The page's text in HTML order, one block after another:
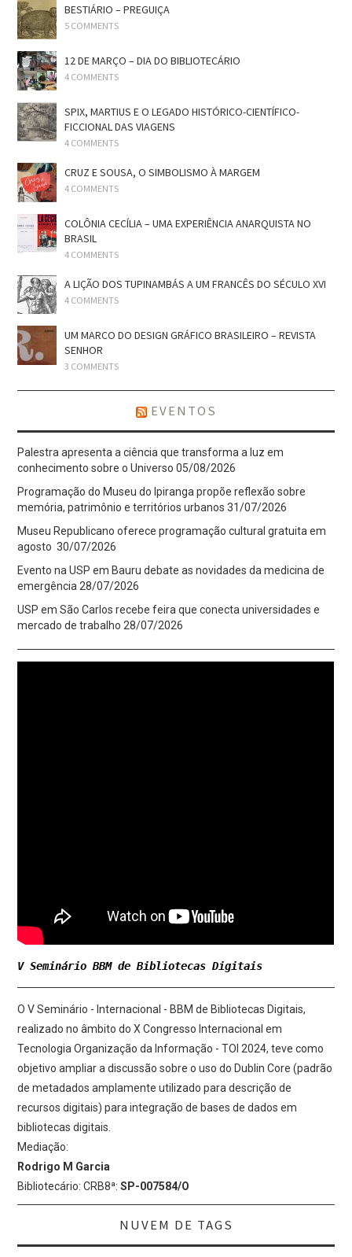
BESTIÁRIO – PREGUIÇA
5 COMMENTS
12 DE MARÇO – DIA DO BIBLIOTECÁRIO
4 COMMENTS
SPIX, MARTIUS E O LEGADO HISTÓRICO-CIENTÍFICO-
FICCIONAL DAS VIAGENS
4 COMMENTS
CRUZ E SOUSA, O SIMBOLISMO À MARGEM
4 COMMENTS
COLÔNIA CECÍLIA – UMA EXPERIÊNCIA ANARQUISTA NO
BRASIL
4 COMMENTS
A LIÇÃO DOS TUPINAMBÁS A UM FRANCÊS DO SÉCULO XVI
4 COMMENTS
UM MARCO DO DESIGN GRÁFICO BRASILEIRO – REVISTA
SENHOR
3 COMMENTS
EVENTOS
Palestra apresenta a ciência que transforma a luz em
conhecimento sobre o Universo 05/08/2026
Programação do Museu do Ipiranga propõe reflexão sobre
memória, patrimônio e territórios urbanos 31/07/2026
Museu Republicano oferece programação cultural gratuita em
agosto 30/07/2026
Evento na USP em Bauru debate as novidades da medicina de
emergência 28/07/2026
USP em São Carlos recebe feira que conecta universidades e
mercado de trabalho 28/07/2026
V Seminário BBM de Bibliotecas Digitais
O V Seminário - Internacional - BBM de Bibliotecas Digitais,
realizado no âmbito do X Congresso Internacional em
Tecnologia Organização da Informação - TOI 2024, teve como
objetivo ampliar a discussão sobre o uso do Dublin Core (padrão
de metadados amplamente utilizado para descrição de
recursos digitais) para integração de bases de dados em
bibliotecas digitais.
Mediação:
Rodrigo M Garcia
Bibliotecário: CRB8ª:SP-007584/O
NUVEM DE TAGS